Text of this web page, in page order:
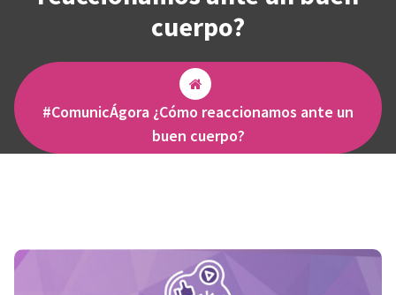
cuerpo?
#ComunicÁgora ¿Cómo reaccionamos ante un
buen cuerpo?